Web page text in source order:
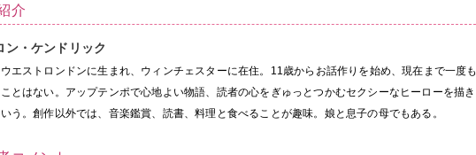
介
ン・ケンドリック
エストロンドンに生まれ、ウィンチェスターに在住。11歳からお話作りを始め、現在まで一度も
とはない。アップテンポで心地よい物語、読者の心をぎゅっとつかむセクシーなヒーローを描き
う。創作以外では、音楽鑑賞、読書、料理と食べることが趣味。娘と息子の母でもある。